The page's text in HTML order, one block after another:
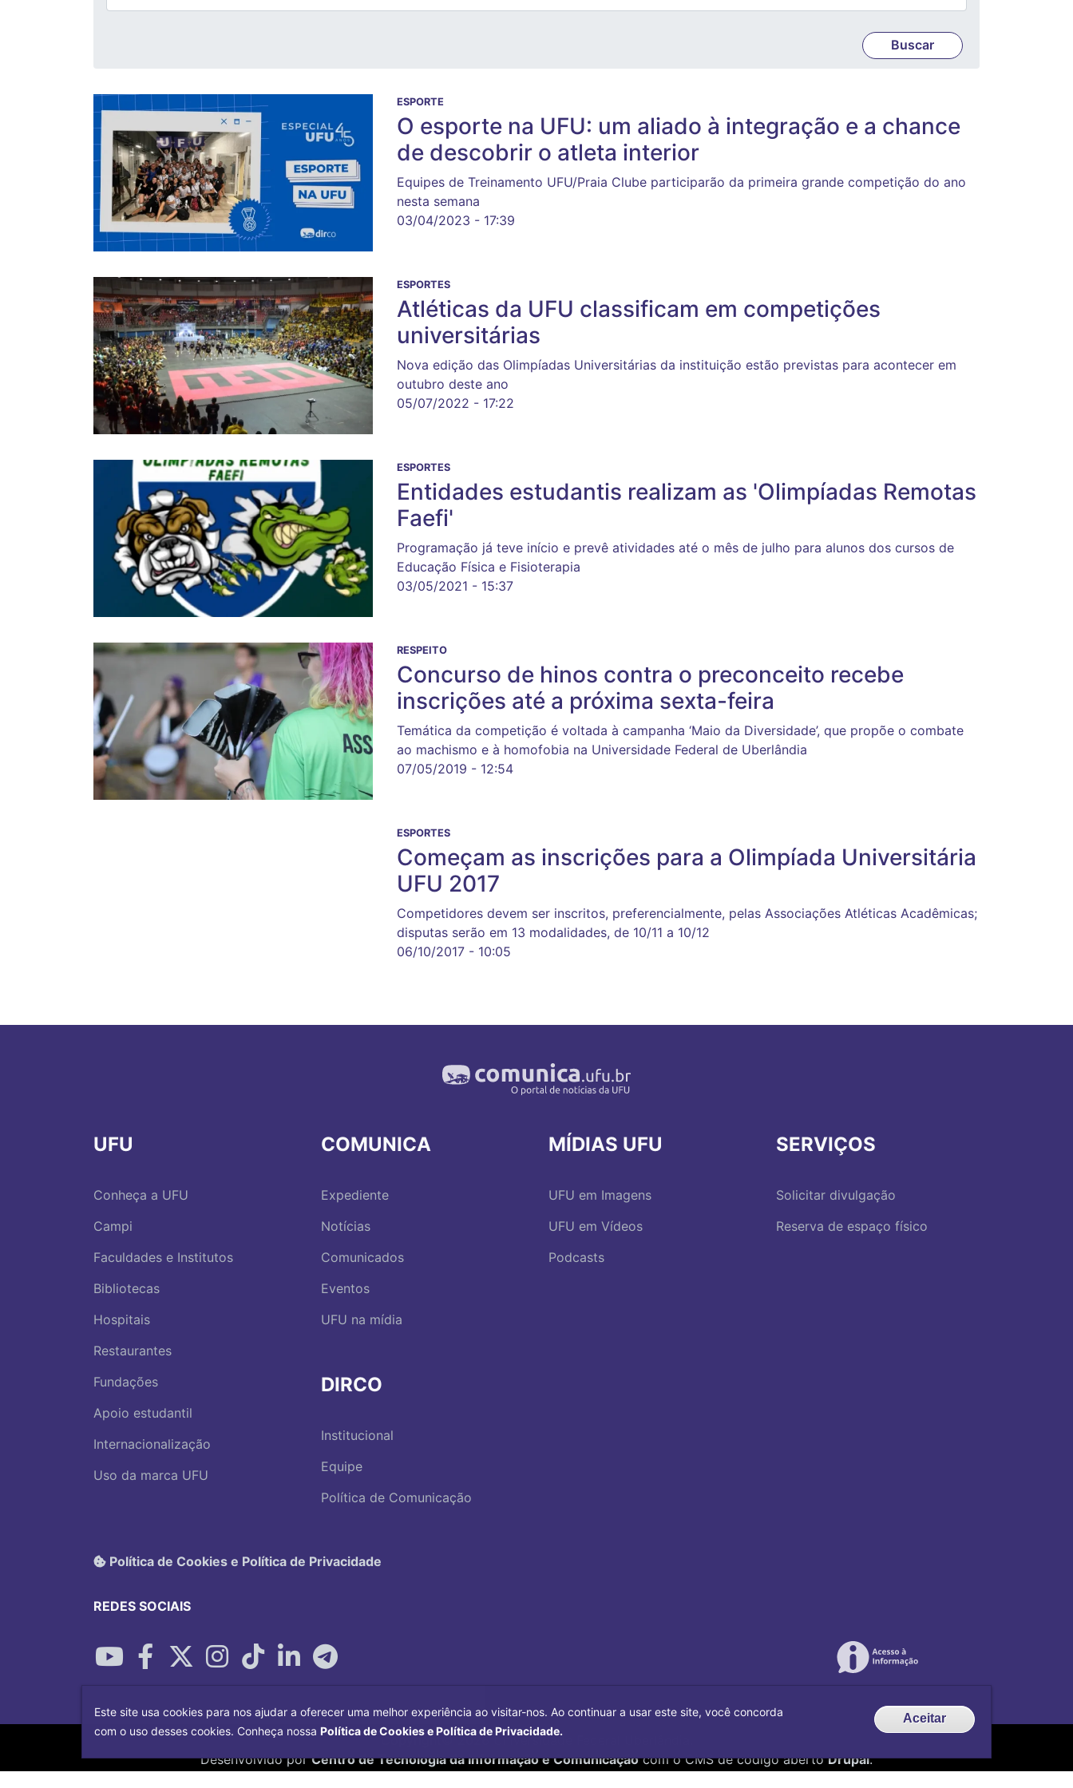
ESPORTE
O esporte na UFU: um aliado à integração e a chance
de descobrir o atleta interior
Equipes de Treinamento UFU/Praia Clube participarão da primeira grande competição do ano
nesta semana
03/04/2023 - 17:39
ESPORTES
Atléticas da UFU classificam em competições
universitárias
Nova edição das Olimpíadas Universitárias da instituição estão previstas para acontecer em
outubro deste ano
05/07/2022 - 17:22
ESPORTES
Entidades estudantis realizam as 'Olimpíadas Remotas
Faefi'
Programação já teve início e prevê atividades até o mês de julho para alunos dos cursos de
Educação Física e Fisioterapia
03/05/2021 - 15:37
RESPEITO
Concurso de hinos contra o preconceito recebe
inscrições até a próxima sexta-feira
Temática da competição é voltada à campanha ‘Maio da Diversidade’, que propõe o combate
ao machismo e à homofobia na Universidade Federal de Uberlândia
07/05/2019 - 12:54
ESPORTES
Começam as inscrições para a Olimpíada Universitária
UFU 2017
Competidores devem ser inscritos, preferencialmente, pelas Associações Atléticas Acadêmicas;
disputas serão em 13 modalidades, de 10/11 a 10/12
06/10/2017 - 10:05
UFU
Conheça a UFU
Campi
Faculdades e Institutos
Bibliotecas
Hospitais
Restaurantes
Fundações
Apoio estudantil
Internacionalização
Uso da marca UFU
COMUNICA
Expediente
Notícias
Comunicados
Eventos
UFU na mídia
DIRCO
Institucional
Equipe
Política de Comunicação
MÍDIAS UFU
UFU em Imagens
UFU em Vídeos
Podcasts
SERVIÇOS
Solicitar divulgação
Reserva de espaço físico
Política de Cookies e Política de Privacidade
REDES SOCIAIS
Copyright©2026Universidade Federal Uberlândia.
Desenvolvido porCentro de Tecnologia da Informação e Comunicaçãocom o CMS de código abertoDrupal.
Este site usa cookies para nos ajudar a oferecer uma melhor experiência ao visitar-nos. Ao continuar a usar este site, você concorda
com o uso desses cookies. Conheça nossa Política de Cookies e Política de Privacidade.
Aceitar